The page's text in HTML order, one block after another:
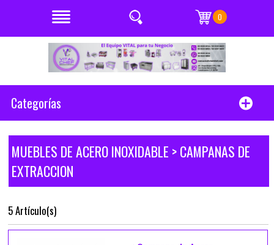
0
Categorías
MUEBLES DE ACERO INOXIDABLE > CAMPANAS DE
EXTRACCION
5 Artículo(s)